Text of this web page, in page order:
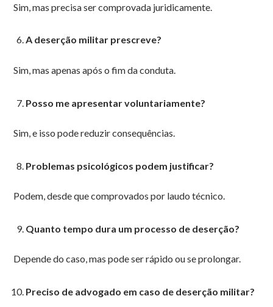
Sim, mas precisa ser comprovada juridicamente.
A deserção militar prescreve?
Sim, mas apenas após o fim da conduta.
Posso me apresentar voluntariamente?
Sim, e isso pode reduzir consequências.
Problemas psicológicos podem justificar?
Podem, desde que comprovados por laudo técnico.
Quanto tempo dura um processo de deserção?
Depende do caso, mas pode ser rápido ou se prolongar.
Preciso de advogado em caso de deserção militar?